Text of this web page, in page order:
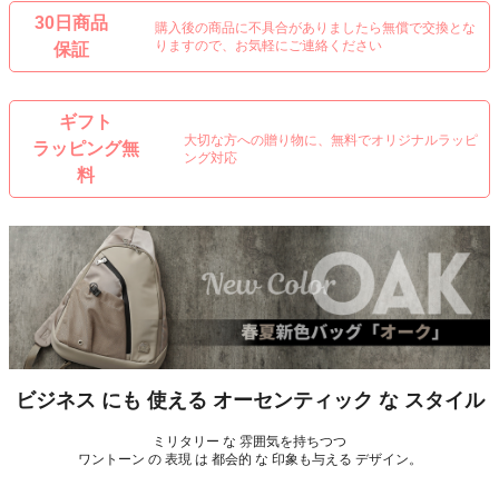
30日商品
保証
購入後の商品に不具合がありましたら無償で交換とな
りますので、お気軽にご連絡ください
ギフト
ラッピング無
料
大切な方への贈り物に、無料でオリジナルラッピ
ング対応
ビジネス にも 使える オーセンティック な スタイル
ミリタリー な 雰囲気を持ちつつ
ワントーン の 表現 は 都会的 な 印象も与える デザイン。